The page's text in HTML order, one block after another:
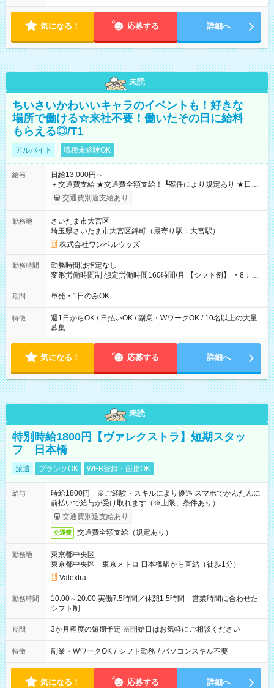
気になる！ 応募する 詳細へ
未読
ちいさいかわいいキャラのイベントも！好きな
場所で働ける☆来社不要！働いたその日に給料
もらえる◎/T1
アルバイト 職種未経験OK
給与
日給13,000円～
＋交通費支給 ★交通費全額支給！ ┗案件により規定あり ★日払
いOK！（規定あり） ┗働いたその日に現金GET♪ お仕事後はコ
ンビニATMから 日払い分を引き落とせます！ 【試用期間】試
交通費別途支給あり
勤務地
さいたま市大宮区
埼玉県さいたま市大宮区錦町（最寄り駅：大宮駅）
株式会社ワンベルウッズ
勤務時間
勤務時間は指定なし
変形労働時間制 想定労働時間160時間/月 【シフト例】 ・8：00
～21：00
期間 単発・1日のみOK
特徴
週1日からOK / 日払いOK / 副業・WワークOK / 10名以上の大量
募集
気になる！ 応募する 詳細へ
未読
特別時給1800円【ヴァレクストラ】短期スタッ
フ 日本橋
派遣 ブランクOK WEB登録・面接OK
給与
時給1800円 ※ご経験・スキルにより優遇 スマホでかんたんに
前払いで給与が受け取れます（※上限、条件あり）
交通費別途支給あり
交通費 交通費全額支給（規定あり）
勤務地
東京都中央区
東京都中央区 東京メトロ 日本橋駅から直結（徒歩1分）
Valextra
勤務時間
10:00～20:00 実働7.5時間／休憩1.5時間 営業時間に合わせた
シフト制
期間 3か月程度の短期予定 ※開始日はお気軽にご相談ください
特徴 副業・WワークOK / シフト勤務 / パソコンスキル不要
気になる！ 応募する 詳細へ